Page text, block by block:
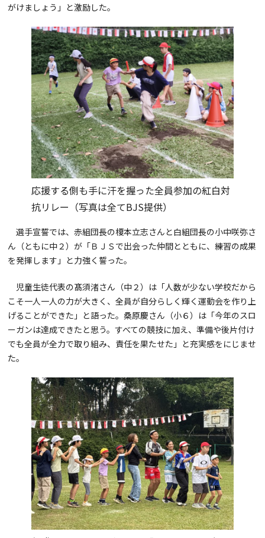
がけましょう」と激励した。
応援する側も手に汗を握った全員参加の紅白対
抗リレー（写真は全てBJS提供）
選手宣誓では、赤組団長の榎本立志さんと白組団長の小中咲弥さ
ん（ともに中２）が「ＢＪＳで出会った仲間とともに、練習の成果
を発揮します」と力強く誓った。
児童生徒代表の髙須渚さん（中２）は「人数が少ない学校だから
こそ一人一人の力が大きく、全員が自分らしく輝く運動会を作り上
げることができた」と語った。桑原慶さん（小６）は「今年のスロ
ーガンは達成できたと思う。すべての競技に加え、準備や後片付け
でも全員が全力で取り組み、責任を果たせた」と充実感をにじませ
た。